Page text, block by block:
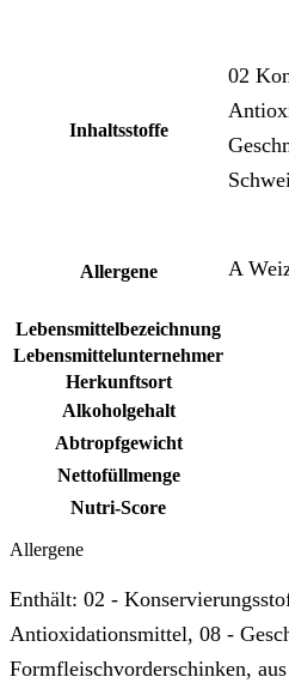
Inhaltsstoffe
02
Allergene A
Lebensmittelbezeichnung
Lebensmittelunternehmer
Herkunftsort
Alkoholgehalt
Abtropfgewicht
Nettofüllmenge
Nutri-Score
Allergene
Enthält: 02 -
Antioxidationsmittel, 08 -
Formfleischvorderschinken,